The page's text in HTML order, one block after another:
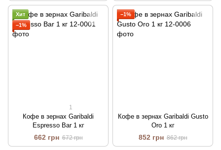
Хит
−1%
1
Кофе в зернах Garibaldi
Espresso Bar 1 кг
662 грн 672 грн
−1%
Кофе в зернах Garibaldi Gusto
Oro 1 кг
852 грн 862 грн